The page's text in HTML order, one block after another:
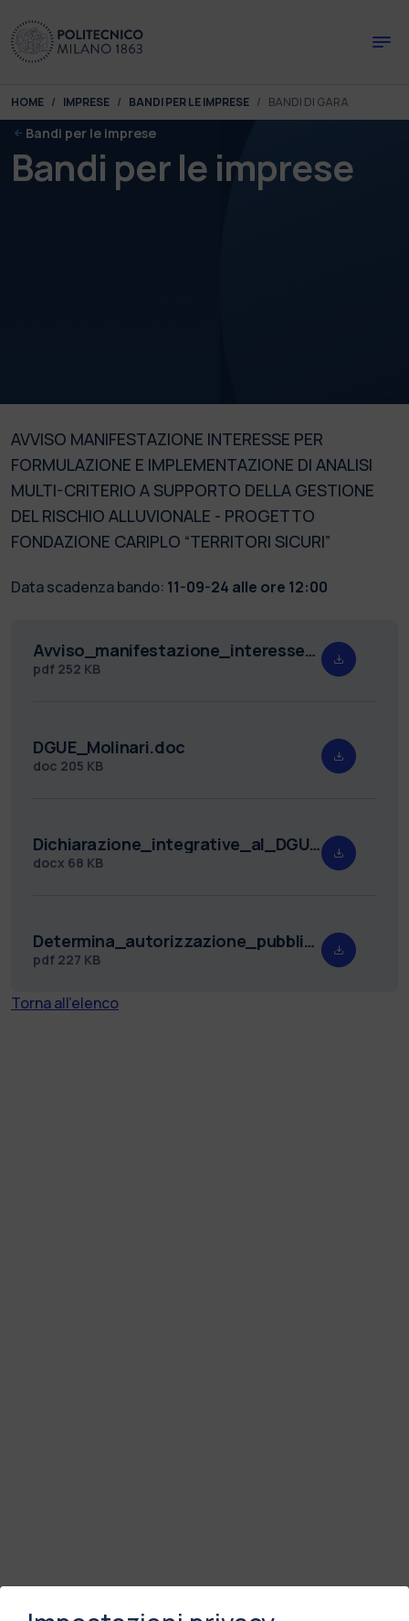
You are here:
HOME IMPRESE BANDI PER LE IMPRESE BANDI DI GARA
Bandi per le imprese
Bandi per le imprese
AVVISO MANIFESTAZIONE INTERESSE PER
FORMULAZIONE E IMPLEMENTAZIONE DI ANALISI
MULTI-CRITERIO A SUPPORTO DELLA GESTIONE
DEL RISCHIO ALLUVIONALE - PROGETTO
FONDAZIONE CARIPLO “TERRITORI SICURI”
Data scadenza bando: 11-09-24 alle ore 12:00
Avviso_manifestazione_interesse_Molinari_PROT..pdf
pdf 252 KB
DGUE_Molinari.doc
doc 205 KB
Dichiarazione_integrative_al_DGUE_Molinari.docx
docx 68 KB
Determina_autorizzazione_pubblicazione_avviso_Molinari_PROT..pdf
pdf 227 KB
Torna all'elenco